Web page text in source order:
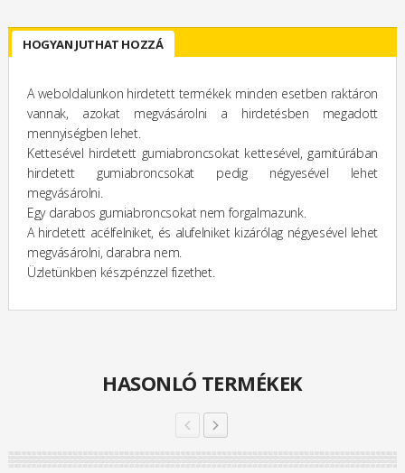
HOGYAN JUTHAT HOZZÁ
A weboldalunkon hirdetett termékek minden esetben raktáron
vannak, azokat megvásárolni a hirdetésben megadott
mennyiségben lehet.
Kettesével hirdetett gumiabroncsokat kettesével, garnitúrában
hirdetett gumiabroncsokat pedig négyesével lehet
megvásárolni.
Egy darabos gumiabroncsokat nem forgalmazunk.
A hirdetett acélfelniket, és alufelniket kizárólag négyesével lehet
megvásárolni, darabra nem.
Üzletünkben készpénzzel fizethet.
HASONLÓ TERMÉKEK